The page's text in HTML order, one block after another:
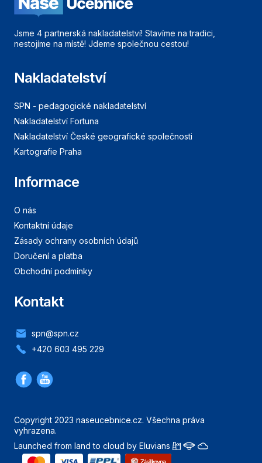
Jsme 4 partnerská nakladatelství! Stavíme na tradici,
nestojíme na místě! Jdeme společnou cestou!
Nakladatelství
SPN - pedagogické nakladatelství
Nakladatelství Fortuna
Nakladatelství České geografické společnosti
Kartografie Praha
Informace
O nás
Kontaktní údaje
Zásady ochrany osobních údajů
Doručení a platba
Obchodní podmínky
Kontakt
spn@spn.cz
+420 603 495 229
Copyright 2023 naseucebnice.cz. Všechna práva
vyhrazena.
Launched from land to cloud by Eluvians